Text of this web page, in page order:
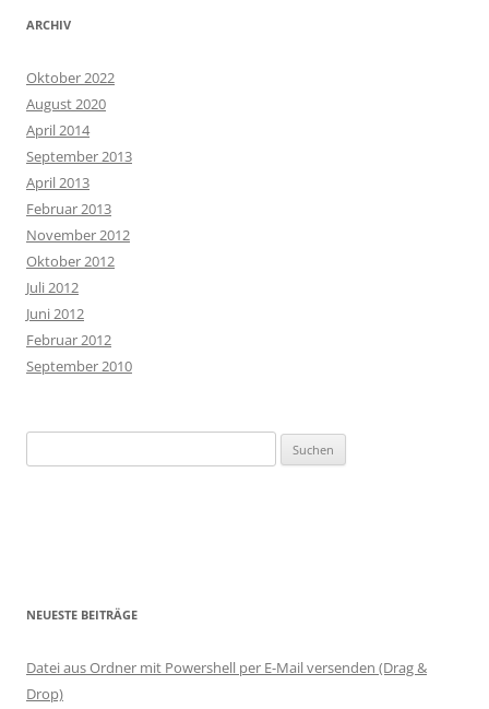
ARCHIV
Oktober 2022
August 2020
April 2014
September 2013
April 2013
Februar 2013
November 2012
Oktober 2012
Juli 2012
Juni 2012
Februar 2012
September 2010
nach:
NEUESTE BEITRÄGE
Datei aus Ordner mit Powershell per E-Mail versenden (Drag &
Drop)